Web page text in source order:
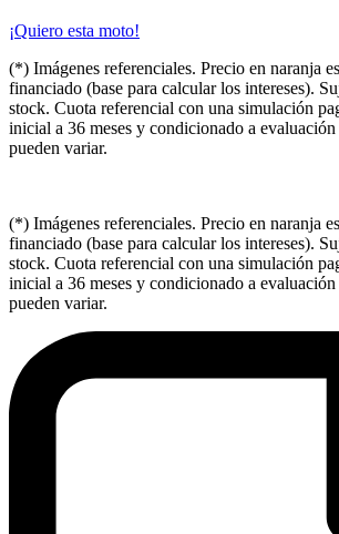
¡Quiero esta moto!
(*) Imágenes referenciales. Precio en naranja
financiado (base para calcular los intereses).
stock. Cuota referencial con una simulación
inicial a 36 meses y condicionado a
pueden variar.
(*) Imágenes referenciales. Precio en naranja
financiado (base para calcular los intereses).
stock. Cuota referencial con una simulación
inicial a 36 meses y condicionado a
pueden variar.